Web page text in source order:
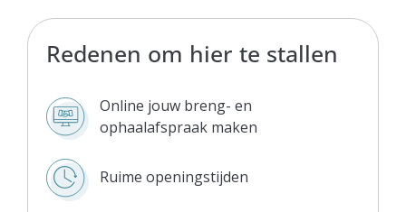
Redenen om hier te stallen
Online jouw breng- en
ophaalafspraak maken
Ruime openingstijden